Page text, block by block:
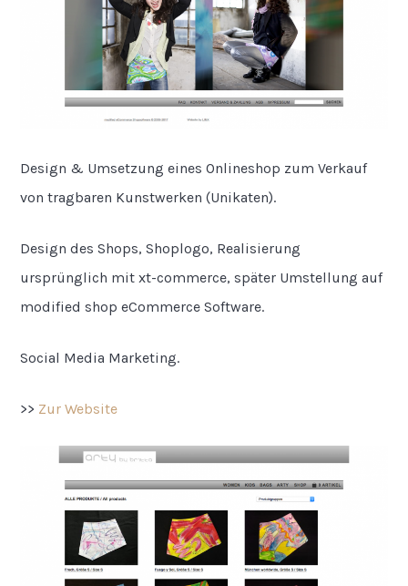
Design & Umsetzung eines Onlineshop zum Verkauf
von tragbaren Kunstwerken (Unikaten).
Design des Shops, Shoplogo, Realisierung
ursprünglich mit xt-commerce, später Umstellung auf
modified shop eCommerce Software.
Social Media Marketing.
>> Zur Website